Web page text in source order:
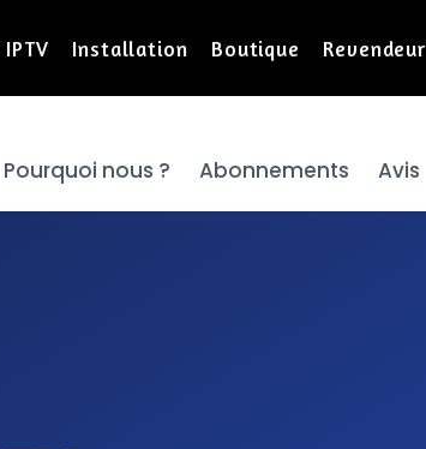
Installation Boutique Revendeur
Pourquoi nous ? Abonnements Avis